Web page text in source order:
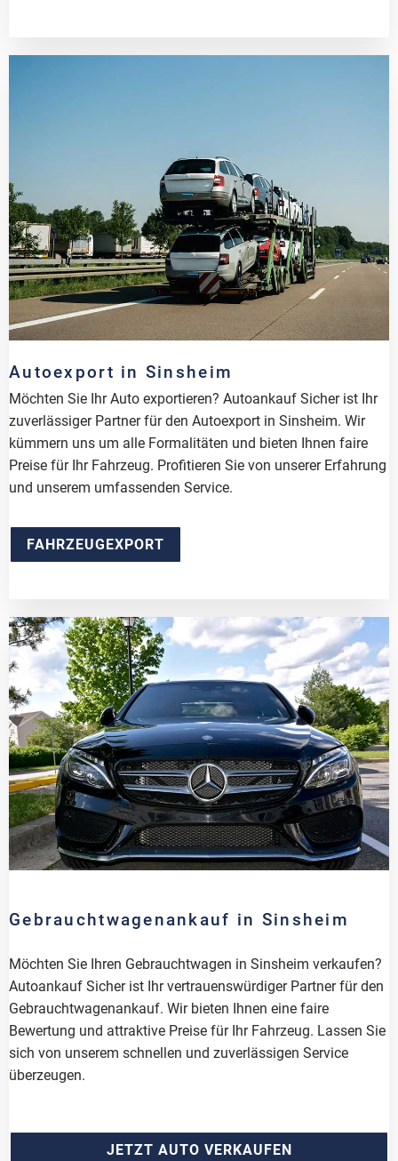
Autoexport in Sinsheim
Möchten Sie Ihr Auto exportieren? Autoankauf Sicher ist Ihr
zuverlässiger Partner für den Autoexport in Sinsheim. Wir
kümmern uns um alle Formalitäten und bieten Ihnen faire
Preise für Ihr Fahrzeug. Profitieren Sie von unserer Erfahrung
und unserem umfassenden Service.
FAHRZEUGEXPORT
Gebrauchtwagenankauf in Sinsheim
Möchten Sie Ihren Gebrauchtwagen in Sinsheim verkaufen?
Autoankauf Sicher ist Ihr vertrauenswürdiger Partner für den
Gebrauchtwagenankauf. Wir bieten Ihnen eine faire
Bewertung und attraktive Preise für Ihr Fahrzeug. Lassen Sie
sich von unserem schnellen und zuverlässigen Service
überzeugen.
JETZT AUTO VERKAUFEN